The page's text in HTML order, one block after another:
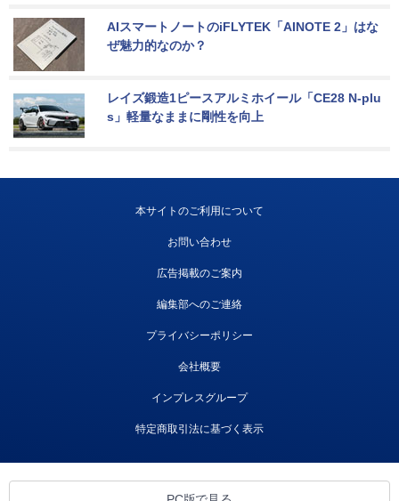
AIスマートノートのiFLYTEK「AINOTE 2」はな
ぜ魅力的なのか？
レイズ鍛造1ピースアルミホイール「CE28 N-plu
s」軽量なままに剛性を向上
本サイトのご利用について
お問い合わせ
広告掲載のご案内
編集部へのご連絡
プライバシーポリシー
会社概要
インプレスグループ
特定商取引法に基づく表示